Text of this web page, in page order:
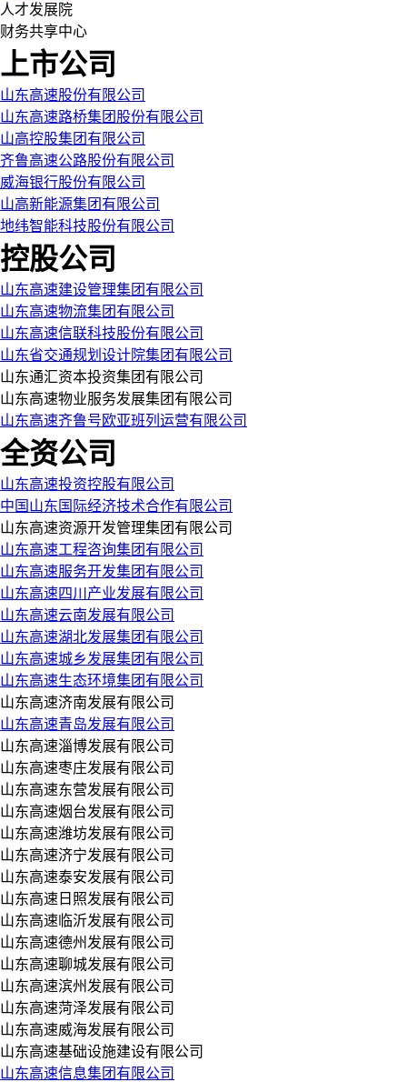
人才发展院
财务共享中心
上市公司
山东高速股份有限公司
山东高速路桥集团股份有限公司
山高控股集团有限公司
齐鲁高速公路股份有限公司
威海银行股份有限公司
山高新能源集团有限公司
地纬智能科技股份有限公司
控股公司
山东高速建设管理集团有限公司
山东高速物流集团有限公司
山东高速信联科技股份有限公司
山东省交通规划设计院集团有限公司
山东通汇资本投资集团有限公司
山东高速物业服务发展集团有限公司
山东高速齐鲁号欧亚班列运营有限公司
全资公司
山东高速投资控股有限公司
中国山东国际经济技术合作有限公司
山东高速资源开发管理集团有限公司
山东高速工程咨询集团有限公司
山东高速服务开发集团有限公司
山东高速四川产业发展有限公司
山东高速云南发展有限公司
山东高速湖北发展集团有限公司
山东高速城乡发展集团有限公司
山东高速生态环境集团有限公司
山东高速济南发展有限公司
山东高速青岛发展有限公司
山东高速淄博发展有限公司
山东高速枣庄发展有限公司
山东高速东营发展有限公司
山东高速烟台发展有限公司
山东高速潍坊发展有限公司
山东高速济宁发展有限公司
山东高速泰安发展有限公司
山东高速日照发展有限公司
山东高速临沂发展有限公司
山东高速德州发展有限公司
山东高速聊城发展有限公司
山东高速滨州发展有限公司
山东高速菏泽发展有限公司
山东高速威海发展有限公司
山东高速基础设施建设有限公司
山东高速信息集团有限公司